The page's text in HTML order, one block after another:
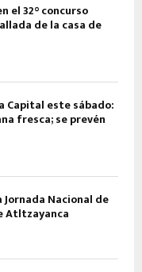
el 32° concurso
de la casa de
Capital este sábado:
fresca; se prevén
Jornada Nacional de
Atltzayanca